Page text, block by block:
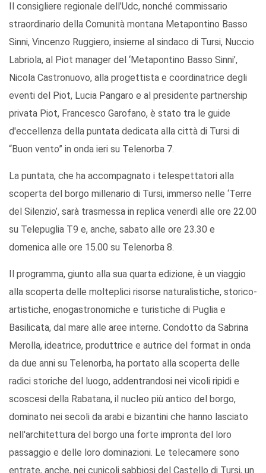
Il consigliere regionale dell’Udc, nonché commissario
straordinario della Comunità montana Metapontino Basso
Sinni, Vincenzo Ruggiero, insieme al sindaco di Tursi, Nuccio
Labriola, al Piot manager del ‘Metapontino Basso Sinni’,
Nicola Castronuovo, alla progettista e coordinatrice degli
eventi del Piot, Lucia Pangaro e al presidente partnership
privata Piot, Francesco Garofano, è stato tra le guide
d'eccellenza della puntata dedicata alla città di Tursi di
“Buon vento” in onda ieri su Telenorba 7.
La puntata, che ha accompagnato i telespettatori alla
scoperta del borgo millenario di Tursi, immerso nelle ‘Terre
del Silenzio’, sarà trasmessa in replica venerdì alle ore 22.00
su Telepuglia T9 e, anche, sabato alle ore 23.30 e
domenica alle ore 15.00 su Telenorba 8.
Il programma, giunto alla sua quarta edizione, è un viaggio
alla scoperta delle molteplici risorse naturalistiche, storico-
artistiche, enogastronomiche e turistiche di Puglia e
Basilicata, dal mare alle aree interne. Condotto da Sabrina
Merolla, ideatrice, produttrice e autrice del format in onda
da due anni su Telenorba, ha portato alla scoperta delle
radici storiche del luogo, addentrandosi nei vicoli ripidi e
scoscesi della Rabatana, il nucleo più antico del borgo,
dominato nei secoli da arabi e bizantini che hanno lasciato
nell'architettura del borgo una forte impronta del loro
passaggio e delle loro dominazioni. Le telecamere sono
entrate, anche, nei cunicoli sabbiosi del Castello di Tursi, un